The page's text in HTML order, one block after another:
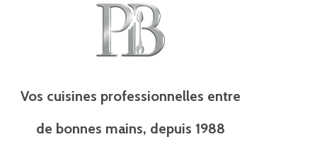
Vos cuisines professionnelles entre
de bonnes mains, depuis 1988
n
k
e
d